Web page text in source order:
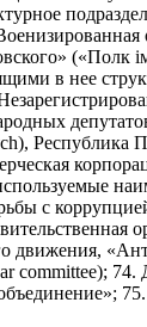
(«Полк
в нее
Республика
с
движения,
committee);